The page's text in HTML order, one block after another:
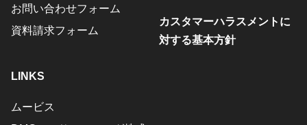
お問い合わせフォーム
資料請求フォーム
カスタマーハラスメントに
対する基本方針
LINKS
ムービス